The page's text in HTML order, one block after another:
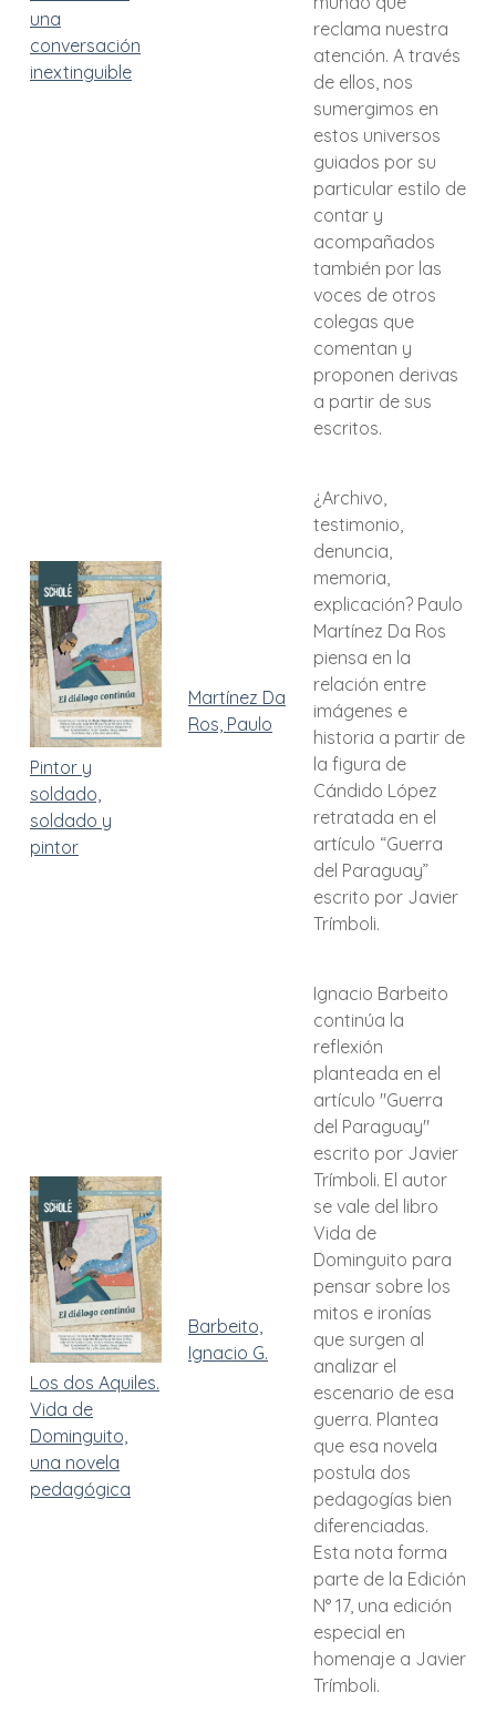
una
conversación
inextinguible
reclama nuestra
atención. A través
de ellos, nos
sumergimos en
estos universos
guiados por su
particular estilo de
contar y
acompañados
también por las
voces de otros
colegas que
comentan y
proponen derivas
a partir de sus
escritos.
Pintor y
soldado,
soldado y
pintor
Martínez Da
Ros, Paulo
¿Archivo,
testimonio,
denuncia,
memoria,
explicación? Paulo
Martínez Da Ros
piensa en la
relación entre
imágenes e
historia a partir de
la figura de
Cándido López
retratada en el
artículo “Guerra
del Paraguay”
escrito por Javier
Trímboli.
Los dos Aquiles.
Vida de
Dominguito,
una novela
pedagógica
Barbeito,
Ignacio G.
Ignacio Barbeito
continúa la
reflexión
planteada en el
artículo "Guerra
del Paraguay"
escrito por Javier
Trímboli. El autor
se vale del libro
Vida de
Dominguito para
pensar sobre los
mitos e ironías
que surgen al
analizar el
escenario de esa
guerra. Plantea
que esa novela
postula dos
pedagogías bien
diferenciadas.
Esta nota forma
parte de la Edición
N° 17, una edición
especial en
homenaje a Javier
Trímboli.